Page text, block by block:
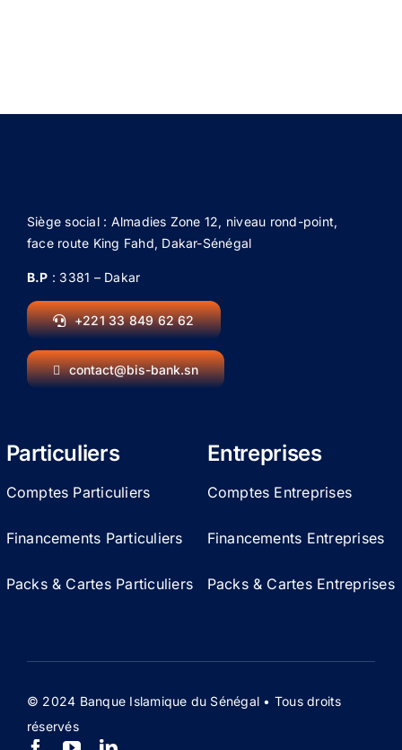
Siège social : Almadies Zone 12, niveau rond-point,
face route King Fahd, Dakar-Sénégal
B.P : 3381 – Dakar
+221 33 849 62 62
contact@bis-bank.sn
Particuliers
Comptes Particuliers
Financements Particuliers
Packs & Cartes Particuliers
Entreprises
Comptes Entreprises
Financements Entreprises
Packs & Cartes Entreprises
© 2024 Banque Islamique du Sénégal • Tous droits
réservés